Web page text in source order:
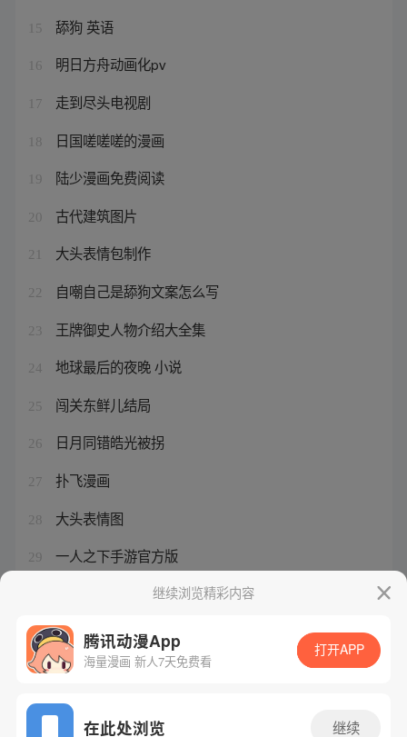
15 舔狗 英语
16 明日方舟动画化pv
17 走到尽头电视剧
18 日国嗟嗟嗟的漫画
19 陆少漫画免费阅读
20 古代建筑图片
21 大头表情包制作
22 自嘲自己是舔狗文案怎么写
23 王牌御史人物介绍大全集
24 地球最后的夜晚 小说
25 闯关东鲜儿结局
26 日月同错皓光被拐
27 扑飞漫画
28 大头表情图
29 一人之下手游官方版
日月星辰对应八卦继续浏览精彩内容
腾讯动漫App
海量漫画 新人7天免费看
打开APP
在此处浏览 继续
网站备案/许可证号：粤B2-20090059-5